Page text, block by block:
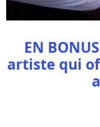
EN
artiste qui